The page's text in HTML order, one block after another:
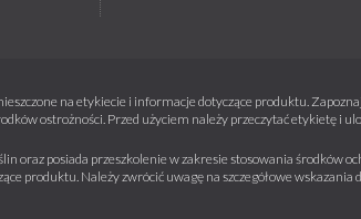
na etykiecie i informacje dotyczące produktu.
ostrożności. Przed użyciem należy przeczytać etykietę i
oraz posiada przeszkolenie w zakresie stosowania środków
Należy zwrócić uwagę na szczegółowe wskazania